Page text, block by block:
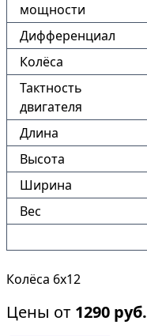
мощности
Дифференциал
Колёса
Тактность
двигателя
Длина
Высота
Ширина
Вес
Колёса 6х12
Цены от 1290 руб.